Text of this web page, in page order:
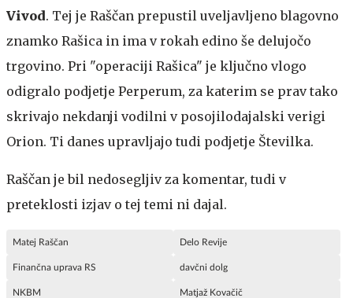
Vivod. Tej je Raščan prepustil uveljavljeno blagovno
znamko Rašica in ima v rokah edino še delujočo
trgovino. Pri "operaciji Rašica" je ključno vlogo
odigralo podjetje Perperum, za katerim se prav tako
skrivajo nekdanji vodilni v posojilodajalski verigi
Orion. Ti danes upravljajo tudi podjetje Številka.
Raščan je bil nedosegljiv za komentar, tudi v
preteklosti izjav o tej temi ni dajal.
Matej Raščan Delo Revije
Finančna uprava RS davčni dolg
NKBM Matjaž Kovačič